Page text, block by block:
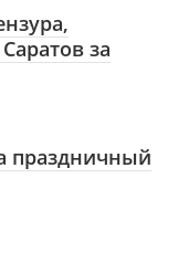
за
праздничный